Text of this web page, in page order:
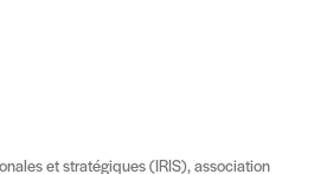
et stratégiques (IRIS), association